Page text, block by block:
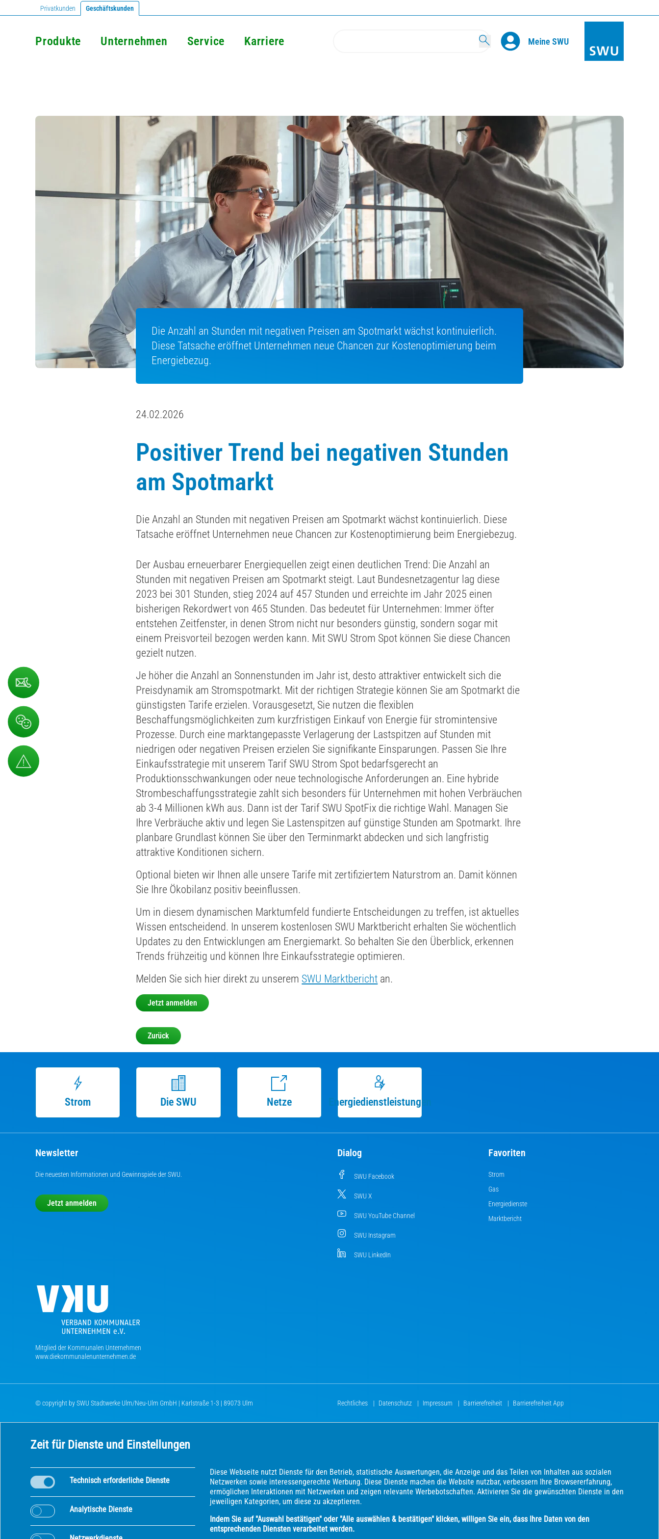
Privatkunden Geschäftskunden
Produkte Unternehmen Service Karriere Search Meine SWU
Die Anzahl an Stunden mit negativen Preisen am Spotmarkt wächst kontinuierlich.
Diese Tatsache eröffnet Unternehmen neue Chancen zur Kostenoptimierung beim
Energiebezug.
24.02.2026
Positiver Trend bei negativen Stunden
am Spotmarkt
Die Anzahl an Stunden mit negativen Preisen am Spotmarkt wächst kontinuierlich. Diese
Tatsache eröffnet Unternehmen neue Chancen zur Kostenoptimierung beim Energiebezug.
Der Ausbau erneuerbarer Energiequellen zeigt einen deutlichen Trend: Die Anzahl an
Stunden mit negativen Preisen am Spotmarkt steigt. Laut Bundesnetzagentur lag diese
2023 bei 301 Stunden, stieg 2024 auf 457 Stunden und erreichte im Jahr 2025 einen
bisherigen Rekordwert von 465 Stunden. Das bedeutet für Unternehmen: Immer öfter
entstehen Zeitfenster, in denen Strom nicht nur besonders günstig, sondern sogar mit
einem Preisvorteil bezogen werden kann. Mit SWU Strom Spot können Sie diese Chancen
gezielt nutzen.
Je höher die Anzahl an Sonnenstunden im Jahr ist, desto attraktiver entwickelt sich die
Preisdynamik am Stromspotmarkt. Mit der richtigen Strategie können Sie am Spotmarkt die
günstigsten Tarife erzielen. Vorausgesetzt, Sie nutzen die flexiblen
Beschaffungsmöglichkeiten zum kurzfristigen Einkauf von Energie für stromintensive
Prozesse. Durch eine marktangepasste Verlagerung der Lastspitzen auf Stunden mit
niedrigen oder negativen Preisen erzielen Sie signifikante Einsparungen. Passen Sie Ihre
Einkaufsstrategie mit unserem Tarif SWU Strom Spot bedarfsgerecht an
Produktionsschwankungen oder neue technologische Anforderungen an. Eine hybride
Strombeschaffungsstrategie zahlt sich besonders für Unternehmen mit hohen Verbräuchen
ab 3-4 Millionen kWh aus. Dann ist der Tarif SWU SpotFix die richtige Wahl. Managen Sie
Ihre Verbräuche aktiv und legen Sie Lastenspitzen auf günstige Stunden am Spotmarkt. Ihre
planbare Grundlast können Sie über den Terminmarkt abdecken und sich langfristig
attraktive Konditionen sichern.
Optional bieten wir Ihnen alle unsere Tarife mit zertifiziertem Naturstrom an. Damit können
Sie Ihre Ökobilanz positiv beeinflussen.
Um in diesem dynamischen Marktumfeld fundierte Entscheidungen zu treffen, ist aktuelles
Wissen entscheidend. In unserem kostenlosen SWU Marktbericht erhalten Sie wöchentlich
Updates zu den Entwicklungen am Energiemarkt. So behalten Sie den Überblick, erkennen
Trends frühzeitig und können Ihre Einkaufsstrategie optimieren.
Melden Sie sich hier direkt zu unserem SWU Marktbericht an.
Jetzt anmelden
Zurück
Strom Die SWU Netze Energiedienstleistungen
Newsletter
Die neuesten Informationen und Gewinnspiele der SWU.
Jetzt anmelden
Dialog
SWU Facebook
SWU X
SWU YouTube Channel
SWU Instagram
SWU LinkedIn
Favoriten
Strom
Gas
Energiedienste
Marktbericht
Mitglied der Kommunalen Unternehmen
www.diekommunalenunternehmen.de
© copyright by SWU Stadtwerke Ulm/Neu-Ulm GmbH | Karlstraße 1-3 | 89073 Ulm Rechtliches | Datenschutz | Impressum | Barrierefreiheit | Barrierefreiheit App